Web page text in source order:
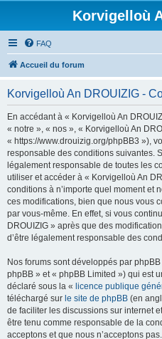
Korvigelloù
FAQ
Accueil du forum
Korvigelloù An DROUIZIG -
En accédant à « Korvigelloù An
« notre », « nos », « Korvigelloù An
« https://www.drouizig.org/phpBB3 »),
responsable des conditions suivantes.
légalement responsable de toutes les
utiliser et accéder à « Korvigelloù An
conditions à n’importe quel moment et
ces modifications, bien que nous vous
par vous-même. En effet, si vous
DROUIZIG » après que des
d’être légalement responsable des
Nos forums sont développés par
phpBB » et « phpBB Limited ») qui est
déclaré sous la « licence publique
téléchargé sur le site de phpBB (en
de faciliter les discussions sur internet
être tenu comme responsable de la
acceptons et que nous n’acceptons